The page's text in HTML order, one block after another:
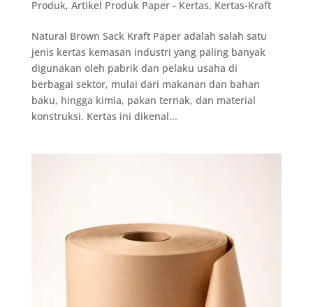
Produk, Artikel Produk Paper - Kertas, Kertas-Kraft
Natural Brown Sack Kraft Paper adalah salah satu
jenis kertas kemasan industri yang paling banyak
digunakan oleh pabrik dan pelaku usaha di
berbagai sektor, mulai dari makanan dan bahan
baku, hingga kimia, pakan ternak, dan material
konstruksi. Kertas ini dikenal...